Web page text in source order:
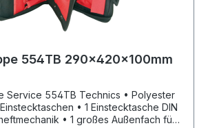
554TB 290x420x100mm
554TB Technics • Polyester
• 1 Einstecktasche DIN
• 1 großes Außenfach für